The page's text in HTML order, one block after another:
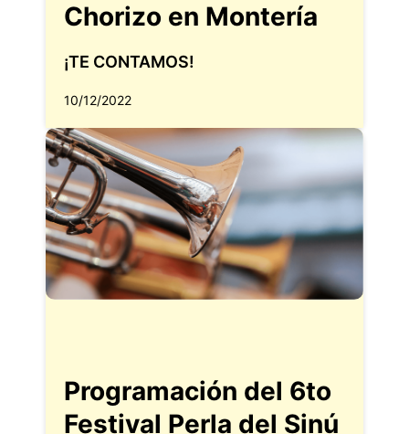
Chorizo en Montería
¡TE CONTAMOS!
10/12/2022
Programación del 6to
Festival Perla del Sinú